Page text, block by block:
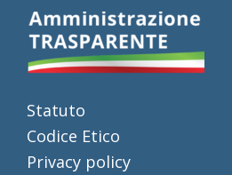
Statuto
Codice Etico
Privacy policy